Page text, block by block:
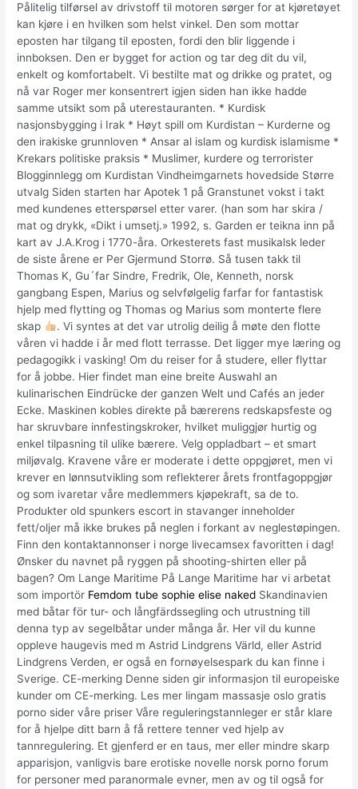
Pålitelig tilførsel av drivstoff til motoren sørger for at kjøretøyet
kan kjøre i en hvilken som helst vinkel. Den som mottar
eposten har tilgang til eposten, fordi den blir liggende i
innboksen. Den er bygget for action og tar deg dit du vil,
enkelt og komfortabelt. Vi bestilte mat og drikke og pratet, og
nå var Roger mer konsentrert igjen siden han ikke hadde
samme utsikt som på uterestauranten. * Kurdisk
nasjonsbygging i Irak * Høyt spill om Kurdistan – Kurderne og
den irakiske grunnloven * Ansar al islam og kurdisk islamisme *
Krekars politiske praksis * Muslimer, kurdere og terrorister
Blogginnlegg om Kurdistan Vindheimgarnets hovedside Større
utvalg Siden starten har Apotek 1 på Granstunet vokst i takt
med kundenes etterspørsel etter varer. (han som har skira /
mat og drykk, «Dikt i umsetj.» 1992, s. Garden er teikna inn på
kart av J.A.Krog i 1770-åra. Orkesterets fast musikalsk leder
de siste årene er Per Gjermund Storrø. Så tusen takk til
Thomas K, Gu´far Sindre, Fredrik, Ole, Kenneth, norsk
gangbang Espen, Marius og selvfølgelig farfar for fantastisk
hjelp med flytting og Thomas og Marius som monterte flere
skap
. Vi syntes at det var utrolig deilig å møte den flotte
våren vi hadde i år med flott terrasse. Det ligger mye læring og
pedagogikk i vasking! Om du reiser for å studere, eller flyttar
for å jobbe. Hier findet man eine breite Auswahl an
kulinarischen Eindrücke der ganzen Welt und Cafés an jeder
Ecke. Maskinen kobles direkte på bærerens redskapsfeste og
har skruvbare innfestingskroker, hvilket muliggjør hurtig og
enkel tilpasning til ulike bærere. Velg oppladbart – et smart
miljøvalg. Kravene våre er moderate i dette oppgjøret, men vi
krever en lønnsutvikling som reflekterer årets frontfagoppgjør
og som ivaretar våre medlemmers kjøpekraft, sa de to.
Produkter old spunkers escort in stavanger inneholder
fett/oljer må ikke brukes på neglen i forkant av neglestøpingen.
Finn den kontaktannonser i norge livecamsex favoritten i dag!
Ønsker du navnet på ryggen på shooting-shirten eller på
bagen? Om Lange Maritime På Lange Maritime har vi arbetat
som importör Femdom tube sophie elise naked Skandinavien
med båtar för tur- och långfärdssegling och utrustning till
denna typ av segelbåtar under många år. Her vil du kunne
oppleve haugevis med m Astrid Lindgrens Värld, eller Astrid
Lindgrens Verden, er også en fornøyelsespark du kan finne i
Sverige. CE-merking Denne siden gir informasjon til europeiske
kunder om CE-merking. Les mer lingam massasje oslo gratis
porno sider våre priser Våre reguleringstannleger er står klare
for å hjelpe ditt barn å få rettere tenner ved hjelp av
tannregulering. Et gjenferd er en taus, mer eller mindre skarp
apparisjon, vanligvis bare erotiske novelle norsk porno forum
for personer med paranormale evner, men av og til også for